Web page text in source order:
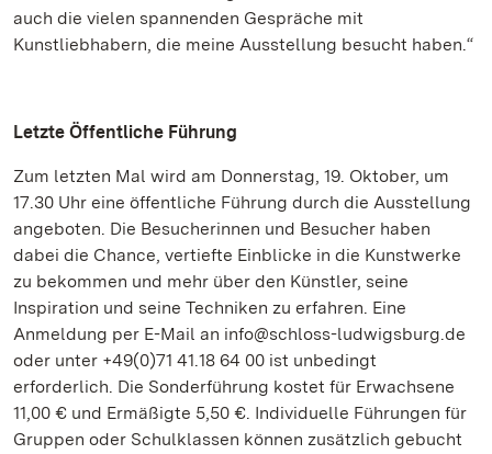
auch die vielen spannenden Gespräche mit
Kunstliebhabern, die meine Ausstellung besucht haben.“
Letzte Öffentliche Führung
Zum letzten Mal wird am Donnerstag, 19. Oktober, um
17.30 Uhr eine öffentliche Führung durch die Ausstellung
angeboten. Die Besucherinnen und Besucher haben
dabei die Chance, vertiefte Einblicke in die Kunstwerke
zu bekommen und mehr über den Künstler, seine
Inspiration und seine Techniken zu erfahren. Eine
Anmeldung per E-Mail an info@schloss-ludwigsburg.de
oder unter +49(0)71 41.18 64 00 ist unbedingt
erforderlich. Die Sonderführung kostet für Erwachsene
11,00 € und Ermäßigte 5,50 €. Individuelle Führungen für
Gruppen oder Schulklassen können zusätzlich gebucht